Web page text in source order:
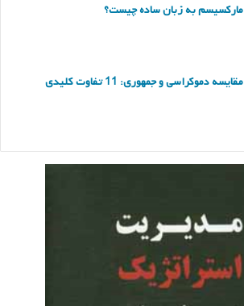
مارکسیسم به زبان ساده چیست؟
مقایسه دموکراسی و جمهوری: 11 تفاوت کلیدی